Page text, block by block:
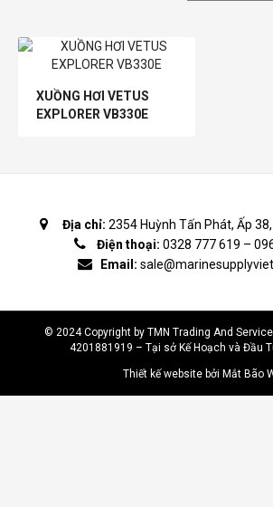
XUỒNG HƠI VETUS
EXPLORER VB330E
Địa chỉ: 2354 Huỳnh Tấn Phát, Ấp 38,
Điện thoại: 0328 777 619 –
Email:
© 2024 Copyright by TMN Trading And Service
4201881919 – Tại sở Kế Hoạch và Đầu
Thiết kế website bởi Mắt Bão